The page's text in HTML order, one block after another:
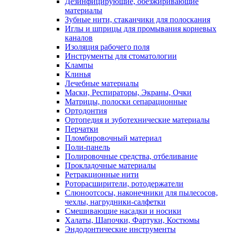
материалы
Зубные нити, стаканчики для полоскания
Иглы и шприцы для промывания корневых
каналов
Изоляция рабочего поля
Инструменты для стоматологии
Клампы
Клинья
Лечебные материалы
Маски, Респираторы, Экраны, Очки
Матрицы, полоски сепарационные
Ортодонтия
Ортопедия и зуботехнические материалы
Перчатки
Пломбировочный материал
Поли-панель
Полировочные средства, отбеливание
Прокладочные материалы
Ретракционные нити
Роторасширители, ротодержатели
Слюноотсосы, наконечники для пылесосов,
чехлы, нагрудники-салфетки
Смешивающие насадки и носики
Халаты, Шапочки, Фартуки, Костюмы
Эндодонтические инструменты